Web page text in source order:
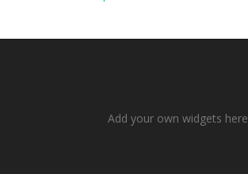
Add your own widgets here